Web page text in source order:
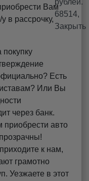
Вам
в рассрочку,
покупку
Есть
Или Вы
через банк.
авто
к нам,
грамотно
Уезжаете в этот